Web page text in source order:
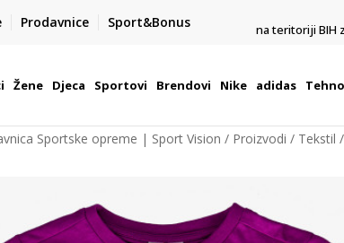
Prodavnice Sport&Bonus
NAS NA : 055/490-400
Pon-Pet od 9h - 16h
na teritoriji BIH
Žene Djeca Sportovi Brendovi Nike adidas
Sportske opreme | Sport Vision Proizvodi Tekstil